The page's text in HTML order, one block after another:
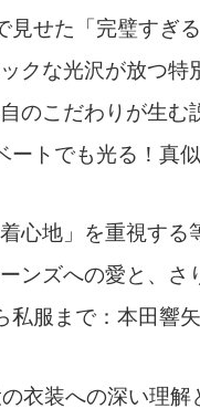
見せた「完璧すぎ
クな光沢が放つ特
のこだわりが生む
ートでも光る！真
心地」を重視する
ンズへの愛と、さ
私服まで：本田響
衣装への深い理解